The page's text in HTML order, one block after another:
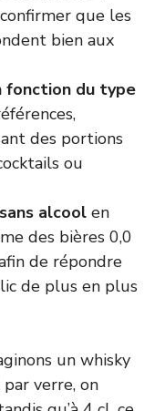
que les
bien aux
fonction du type
des portions
ou
alcool en
des bières 0,0
de répondre
de plus en plus
un whisky
verre, on